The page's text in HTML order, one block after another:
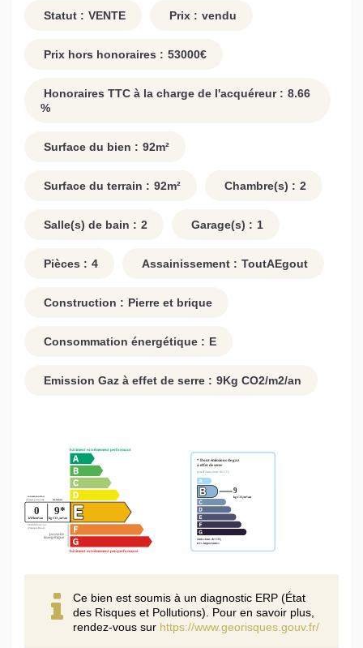
Statut : VENTE Prix : vendu
Prix hors honoraires : 53000€
Honoraires TTC à la charge de l'acquéreur : 8.66
%
Surface du bien : 92m²
Surface du terrain : 92m² Chambre(s) : 2
Salle(s) de bain : 2 Garage(s) : 1
Pièces : 4 Assainissement : ToutAEgout
Construction : Pierre et brique
Consommation énergétique : E
Emission Gaz à effet de serre : 9Kg CO2/m2/an
Ce bien est soumis à un diagnostic ERP (État
des Risques et Pollutions). Pour en savoir plus,
rendez-vous sur https://www.georisques.gouv.fr/